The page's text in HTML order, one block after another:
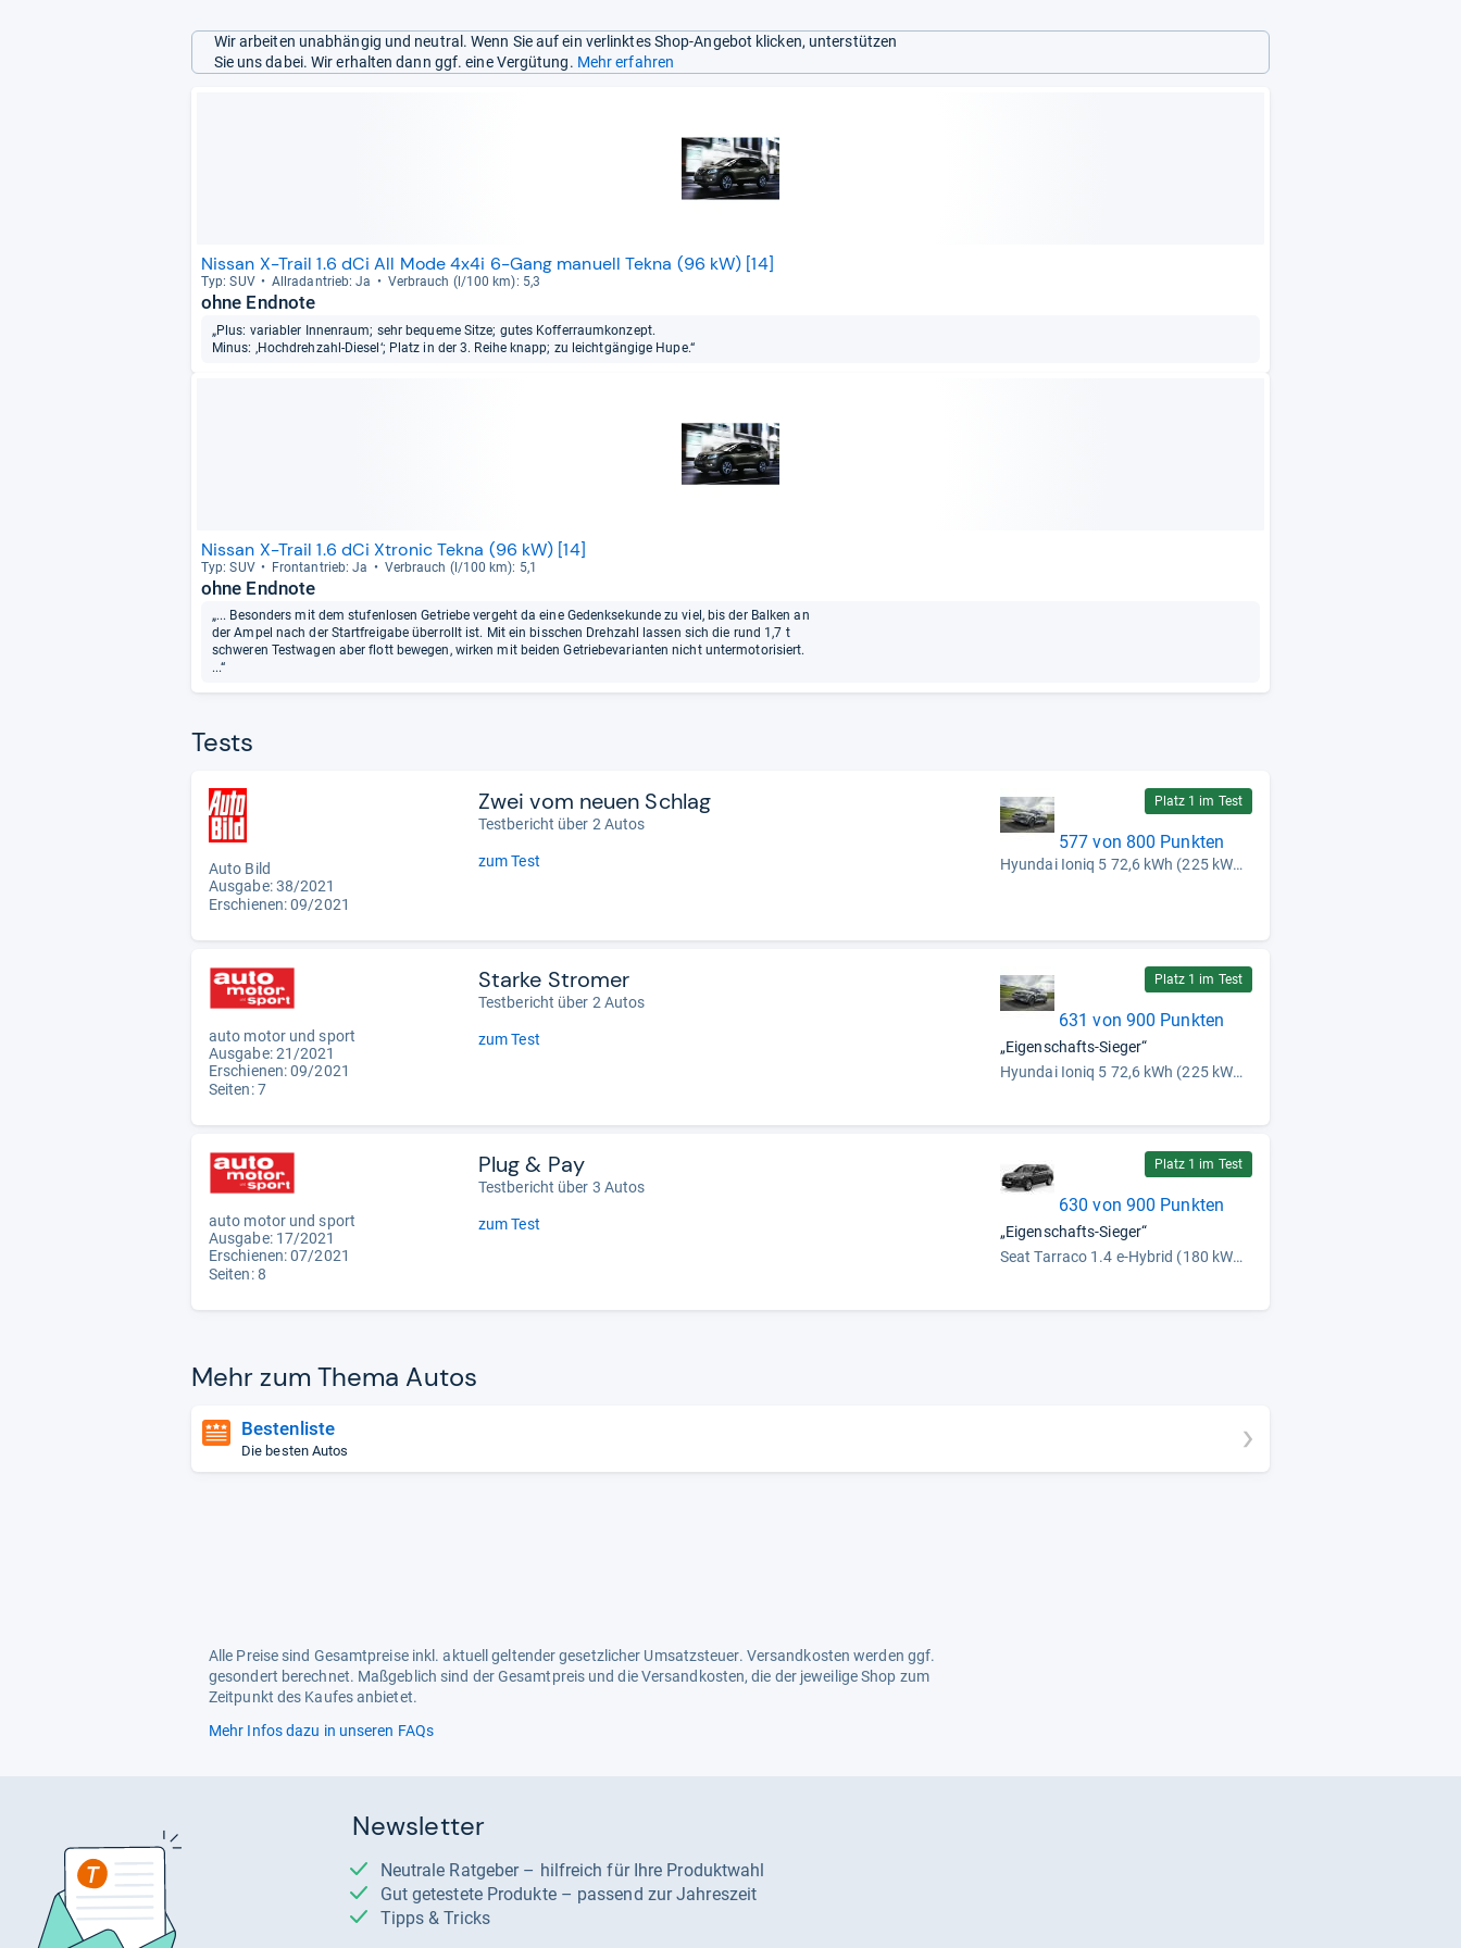
Wir arbeiten unabhängig und neutral. Wenn Sie auf ein verlinktes Shop-Angebot klicken, unterstützen
Sie uns dabei. Wir erhalten dann ggf. eine Vergütung. Mehr erfahren
Nissan X-Trail 1.6 dCi All Mode 4x4i 6-Gang manuell Tekna (96 kW) [14]
Typ: SUV All­rad­an­trieb: Ja Ver­brauch (l/100 km): 5,3
ohne Endnote
„Plus: variabler Innenraum; sehr bequeme Sitze; gutes Kofferraumkonzept.
Minus: ‚Hochdrehzahl-Diesel‘; Platz in der 3. Reihe knapp; zu leichtgängige Hupe.“
Nissan X-Trail 1.6 dCi Xtronic Tekna (96 kW) [14]
Typ: SUV Front­an­trieb: Ja Ver­brauch (l/100 km): 5,1
ohne Endnote
„... Besonders mit dem stufenlosen Getriebe vergeht da eine Gedenksekunde zu viel, bis der Balken an
der Ampel nach der Startfreigabe überrollt ist. Mit ein bisschen Drehzahl lassen sich die rund 1,7 t
schweren Testwagen aber flott bewegen, wirken mit beiden Getriebevarianten nicht untermotorisiert.
...“
Tests
Auto Bild
Ausgabe: 38/2021
Erschienen: 09/2021
Zwei vom neuen Schlag
Testbericht über 2 Autos
zum Test
Platz 1 im Test
577 von 800 Punkten
Hyundai Ioniq 5 72,6 kWh (225 kW) (2021)
auto motor und sport
Ausgabe: 21/2021
Erschienen: 09/2021
Seiten: 7
Starke Stromer
Testbericht über 2 Autos
zum Test
Platz 1 im Test
631 von 900 Punkten
„Eigenschafts-Sieger“
Hyundai Ioniq 5 72,6 kWh (225 kW) (2021)
auto motor und sport
Ausgabe: 17/2021
Erschienen: 07/2021
Seiten: 8
Plug & Pay
Testbericht über 3 Autos
zum Test
Platz 1 im Test
630 von 900 Punkten
„Eigenschafts-Sieger“
Seat Tarraco 1.4 e-Hybrid (180 kW) (2021)
Mehr zum Thema Autos
Bestenliste
Die besten Autos
Alle Preise sind Gesamtpreise inkl. aktuell geltender gesetzlicher Umsatzsteuer. Versandkosten werden ggf.
gesondert berechnet. Maßgeblich sind der Gesamtpreis und die Versandkosten, die der jeweilige Shop zum
Zeitpunkt des Kaufes anbietet.
Mehr Infos dazu in unseren FAQs
Newsletter
Neutrale Ratgeber – hilfreich für Ihre Produktwahl
Gut getestete Produkte – passend zur Jahreszeit
Tipps & Tricks